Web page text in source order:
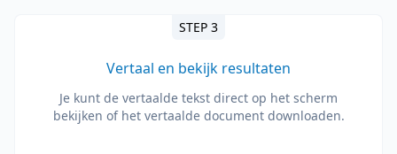
STEP 3
Vertaal en bekijk resultaten
Je kunt de vertaalde tekst direct op het scherm
bekijken of het vertaalde document downloaden.